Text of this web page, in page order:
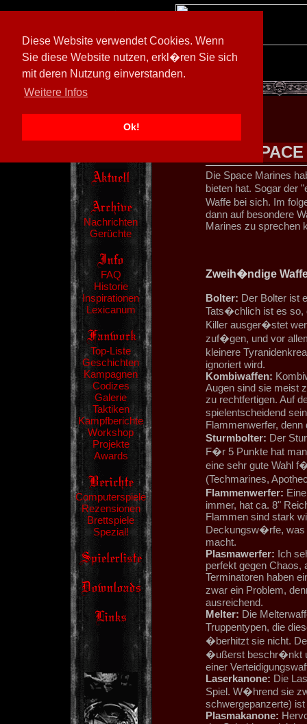
Diese Website verwendet Cookies. Wenn
Sie diese Website nutzen, erkl�ren Sie sich
mit deren Nutzung einverstanden.
Weitere Infos
Ok!
[ 605026/M3]
Nachrichten
Gerüchte
FAQ
Historie
Inspirationen
Lexicanum
Top-Liste
Geschichten
Kampagnen
Codizes
Galerie
Taktiken
Kampfberichte
Workshop
Projekte
Awards
Computerspiele
Rezensionen
Brettspiele
Spezial!
Die Space Marines
bieten hat. Sogar der
Waffe bei sich. Im
dann auf besondere
Marines zu sprechen
Zweih�ndige
Bolter: Der Bolter ist
Tats�chlich ist es
Killer ausger�stet
zuf�gen, und vor
kleinere
ignoriert wird.
Kombiwaffen:
Augen sind sie meist
zu rechtfertigen. Auf
spielentscheidend
Flammenwerfer,
Sturmbolter: Der
F�r 5 Punkte hat
eine sehr gute Wahl
(Techmarines,
Flammenwerfer:
immer, hat ca. 8"
Flammen sind stark
Deckungsw�rfe, was
macht.
Plasmawerfer: Ich
perfekt gegen Chaos,
Terminatoren haben
zwar ein Problem,
ausreichend.
Melter: Die
Truppentypen, die
�berhitzt sie nicht.
�ußerst beschr�nkt
einer
Laserkanone: Die
Spiel. W�hrend sie
schwergepanzerte)
Plasmakanone: